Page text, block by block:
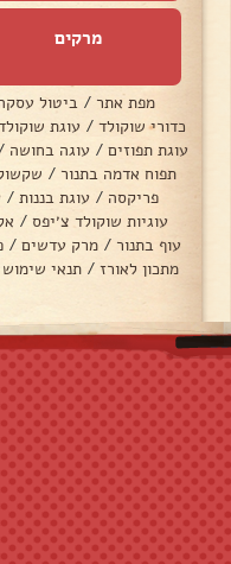
מרקים
מפת אתר / ביטול
כדורי שוקולד / עוגת
עוגת תפוזים / עוגה בחושה
תפוח אדמה בתנור /
פריקסה / עוגת בננות /
עוגיות שוקולד צ׳יפס /
עוף בתנור / מרק עדשים /
מתכון לאורז / תנאי